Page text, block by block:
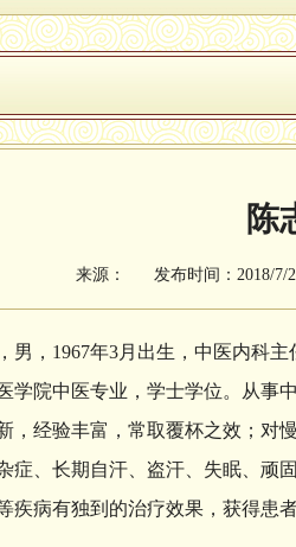
陈
来源： 发布时间：2018/7/
男，1967年3月出生，中医内科
学院中医专业，学士学位。从事
，经验丰富，常取覆杯之效；对
症、长期自汗、盗汗、失眠、顽
疾病有独到的治疗效果，获得患者